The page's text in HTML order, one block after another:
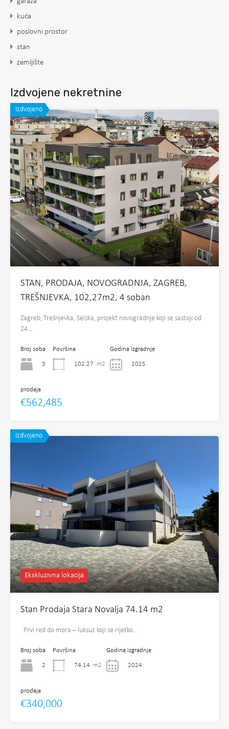
kuća
poslovni prostor
stan
zemljište
Izdvojene nekretnine
Izdvojeno
STAN, PRODAJA, NOVOGRADNJA, ZAGREB,
TREŠNJEVKA, 102,27m2, 4 soban
Zagreb, Trešnjevka, Selska, projekt novogradnje koji se sastoji od
24…
Broj soba
3
Površina
102.27 m2
Godina izgradnje
2025
prodaja
€562,485
Izdvojeno
Ekskluzivna lokacija
Stan Prodaja Stara Novalja 74.14 m2
Prvi red do mora – luksuz koji se rijetko…
Broj soba
2
Površina
74.14 m2
Godina izgradnje
2024
prodaja
€340,000